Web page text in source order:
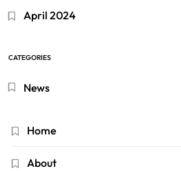
April 2024
CATEGORIES
News
Home
About